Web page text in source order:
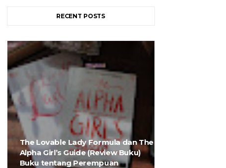
RECENT POSTS
The Lovable Lady Formula dan The
Alpha Girl’s Guide (Review Buku)
Buku tentang Perempuan